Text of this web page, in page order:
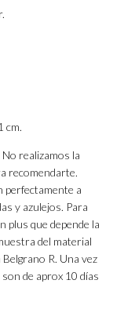
cm.
realizamos la
recomendarte.
perfectamente a
y azulejos. Para
plus que depende la
del material
R. Una vez
de aprox 10 días